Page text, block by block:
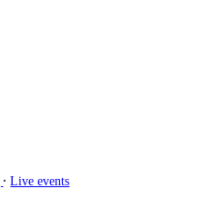
∙ Live events